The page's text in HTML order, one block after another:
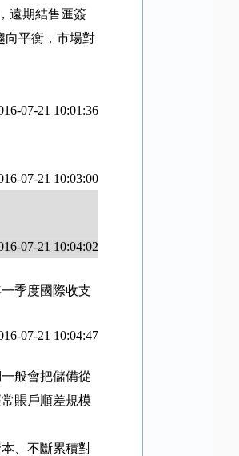
遠期結售匯簽
向平衡，市場對
07-21 10:01:36
07-21 10:03:00
07-21 10:04:02
季度國際收支
07-21 10:04:47
般會把儲備從
賬戶順差規模
、不斷累積對